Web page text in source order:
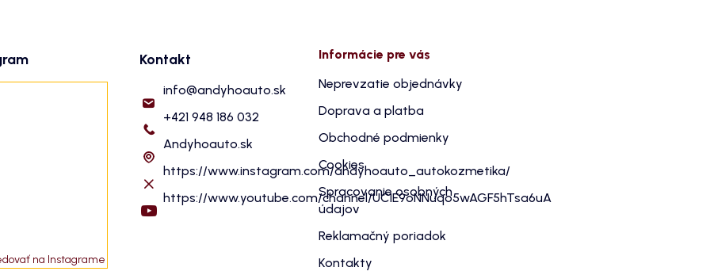
na Instagrame
Kontakt
info@andyhoauto.sk
+421 948 186 032
Andyhoauto.sk
https://www.instagram.com/andyhoauto_autokozmetika/
https://www.youtube.com/channel/UC1E9oNNuqo5wAGF5hTsa6uA
Informácie pre vás
Neprevzatie objednávky
Doprava a platba
Obchodné podmienky
Cookies
Spracovanie osobných
údajov
Reklamačný poriadok
Kontakty